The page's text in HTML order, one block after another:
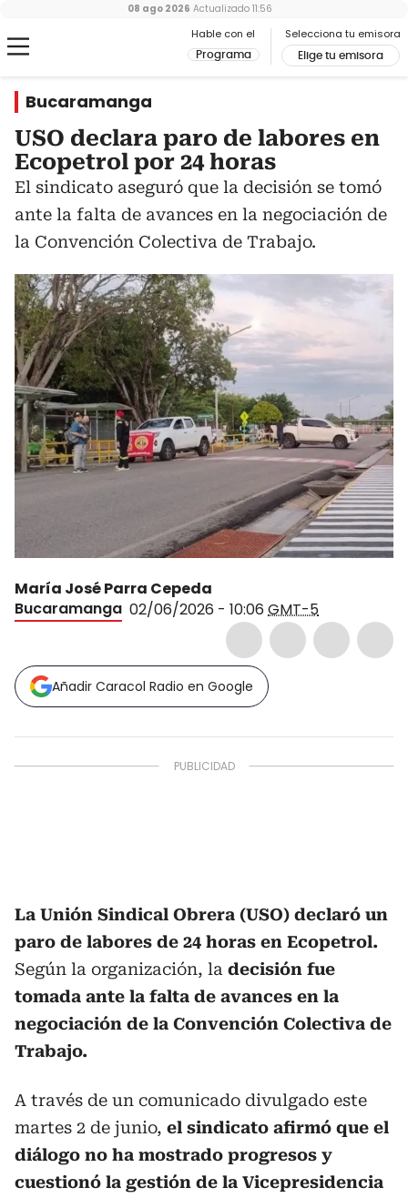
Hable con el
Programa
Selecciona tu emisora
Elige tu emisora
08 ago 2026 Actualizado 11:56
Bucaramanga
USO declara paro de labores en
Ecopetrol por 24 horas
El sindicato aseguró que la decisión se tomó
ante la falta de avances en la negociación de
la Convención Colectiva de Trabajo.
María José Parra Cepeda
Bucaramanga 02/06/2026 - 10:06 GMT-5
Añadir Caracol Radio en Google
La Unión Sindical Obrera (USO) declaró un
paro de labores de 24 horas en Ecopetrol.
Según la organización, la decisión fue
tomada ante la falta de avances en la
negociación de la Convención Colectiva de
Trabajo.
A través de un comunicado divulgado este
martes 2 de junio, el sindicato afirmó que el
diálogo no ha mostrado progresos y
cuestionó la gestión de la Vicepresidencia